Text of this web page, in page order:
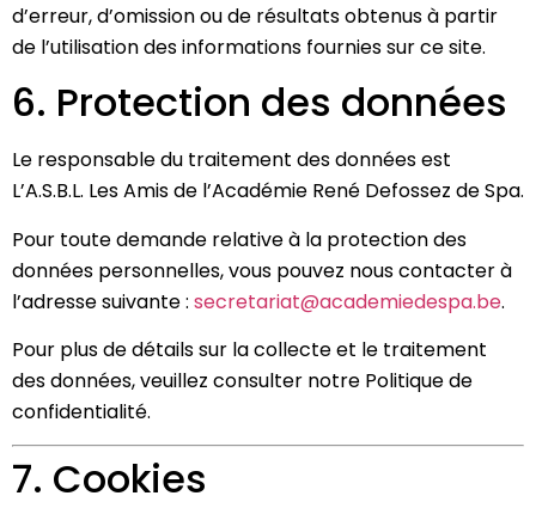
d’erreur, d’omission ou de résultats obtenus à partir
de l’utilisation des informations fournies sur ce site.
6. Protection des données
Le responsable du traitement des données est
L’A.S.B.L. Les Amis de l’Académie René Defossez de Spa.
Pour toute demande relative à la protection des
données personnelles, vous pouvez nous contacter à
l’adresse suivante : secretariat@academiedespa.be.
Pour plus de détails sur la collecte et le traitement
des données, veuillez consulter notre Politique de
confidentialité.
7. Cookies